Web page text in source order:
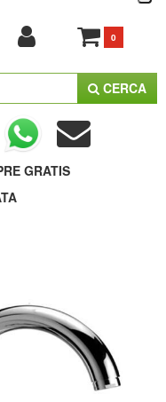
0
CERCA
GRATIS